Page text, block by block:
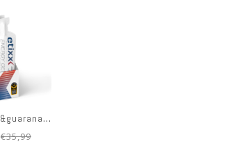
Etixx Ginseng&guarana Energy Gel Red Currant-cherry 12x50g
€35,99